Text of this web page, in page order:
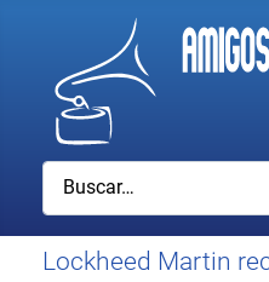
Buscar
Lockheed Martin